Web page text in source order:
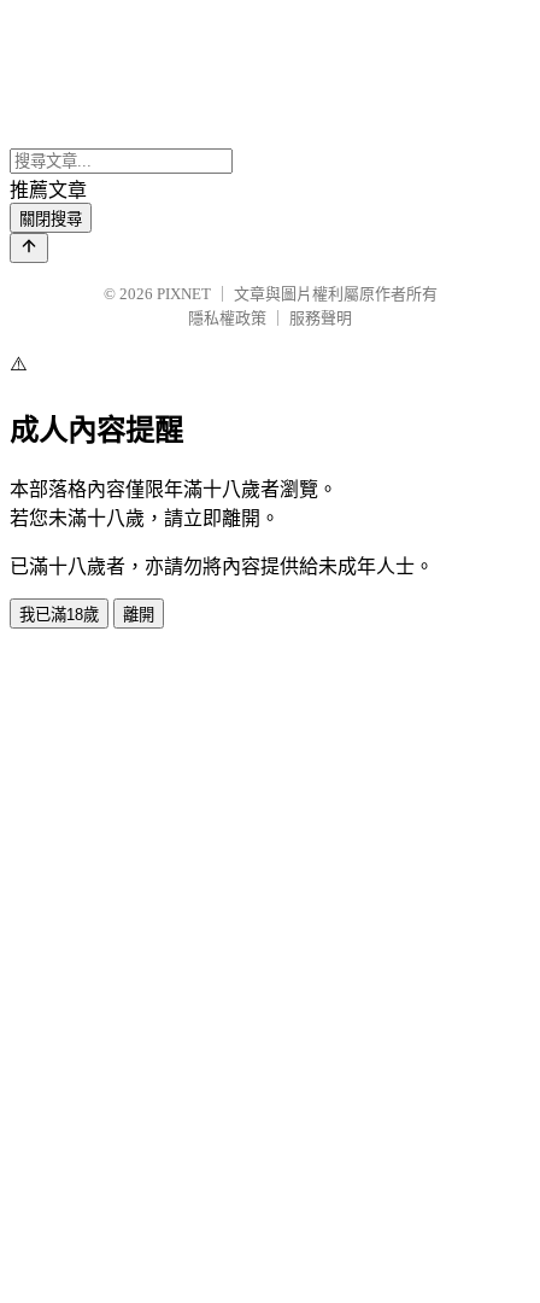
推薦文章
關閉搜尋
© 2026 PIXNET
文章與圖片權利屬原作者所有
隱私權政策
服務聲明
⚠️
成人內容提醒
本部落格內容僅限年滿十八歲者瀏覽。
若您未滿十八歲，請立即離開。
已滿十八歲者，亦請勿將內容提供給未成年人士。
我已滿18歲 離開